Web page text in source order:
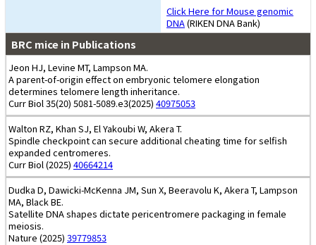
Click Here for Mouse genomic
DNA(RIKEN DNA Bank)
BRC mice in Publications
Jeon HJ, Levine MT, Lampson MA.
A parent-of-origin effect on embryonic telomere elongation
determines telomere length inheritance.
Curr Biol 35(20) 5081-5089.e3(2025) 40975053
Walton RZ, Khan SJ, El Yakoubi W, Akera T.
Spindle checkpoint can secure additional cheating time for selfish
expanded centromeres.
Curr Biol (2025) 40664214
Dudka D, Dawicki-McKenna JM, Sun X, Beeravolu K, Akera T, Lampson
MA, Black BE.
Satellite DNA shapes dictate pericentromere packaging in female
meiosis.
Nature (2025) 39779853